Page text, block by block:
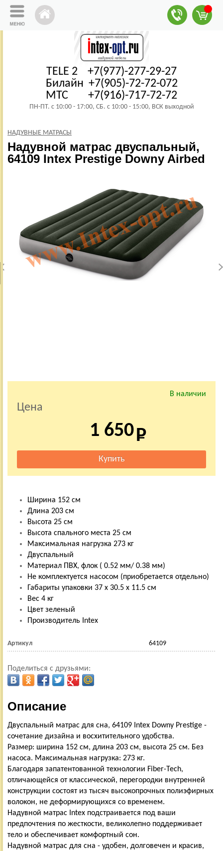
TELE 2 +7(977)-277-29-27
Билайн +7(905)-72-72-072
МТС +7(916)-717-72-72
ПН-ПТ. с 10:00 - 17:00, СБ. с 10:00 - 15:00, ВСК выходной
НАДУВНЫЕ МАТРАСЫ
Надувной матрас двуспальный,
64109 Intex Prestige Downy Airbed
В наличии
Цена
1 650
Ширина 152 см
Длина 203 см
Высота 25 см
Высота спального места 25 см
Максимальная нагрузка 273 кг
Двуспальный
Материал ПВХ, флок ( 0.52 мм/ 0.38 мм)
Не комплектуется насосом (приобретается отдельно)
Габариты упаковки 37 х 30.5 х 11.5 см
Вес 4 кг
Цвет зеленый
Производитель Intex
Артикул 64109
Поделиться с друзьями:
Описание
Двуспальный матрас для сна, 64109 Intex Downy Prestige -
сочетание дизайна и восхитительного удобства.
Размер: ширина 152 см, длина 203 см, высота 25 см. Без
насоса. Максимальная нагрузка: 273 кг.
Благодаря запатентованной технологии Fiber-Tech,
отличающейся от классической, перегородки внутренней
конструкции состоят из тысяч высокопрочных полиэфирных
волокон, не деформирующихся со временем.
Надувной матрас Intex подстраивается под ваши
предпочтения по жесткости, великолепно поддерживает
тело и обеспечивает комфортный сон.
Надувной матрас для сна - удобен, долговечен и красив,